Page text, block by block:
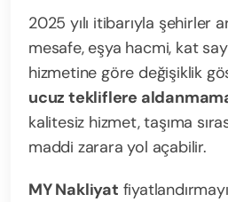
2025 yılı itibarıyla şehirler
mesafe, eşya hacmi, kat
hizmetine göre değişiklik
ucuz tekliflere
kalitesiz hizmet, taşıma
maddi zarara yol açabilir.
MY Nakliyat